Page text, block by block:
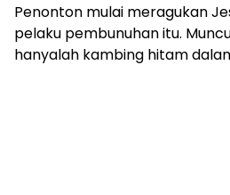
Penonton mulai meragukan
pelaku pembunuhan itu.
hanyalah kambing hitam